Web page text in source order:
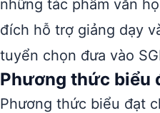
những tác phẩm văn
đích hỗ trợ giảng dạy
tuyển chọn đưa vào
Phương thức biểu
Phương thức biểu đạt